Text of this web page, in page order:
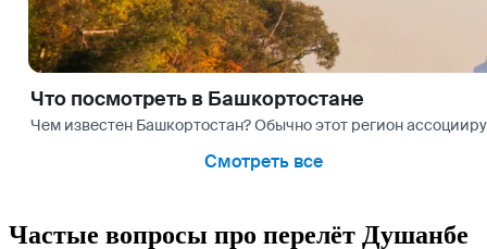
Что посмотреть в Башкортостане
Чем известен Башкортостан? Обычно этот регион
Смотреть все
Частые вопросы про перелёт Душанбе